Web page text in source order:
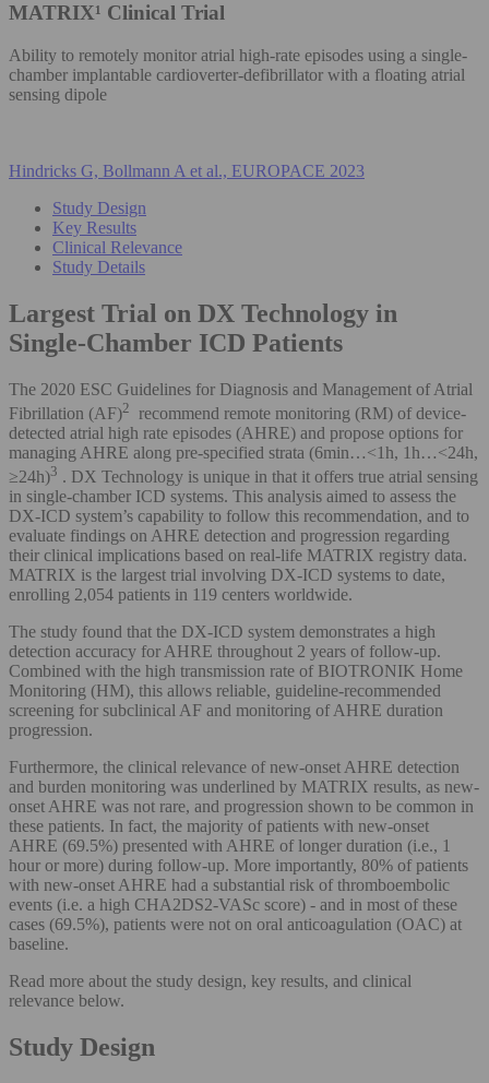
MATRIX¹ Clinical Trial
Ability to remotely monitor atrial high-rate episodes using a single-
chamber implantable cardioverter-defibrillator with a floating atrial
sensing dipole
Hindricks G, Bollmann A et al., EUROPACE 2023
Study Design
Key Results
Clinical Relevance
Study Details
Largest Trial on DX Technology in
Single-Chamber ICD Patients
The 2020 ESC Guidelines for Diagnosis and Management of Atrial
Fibrillation (AF)2
recommend remote monitoring (RM) of device-
detected atrial high rate episodes (AHRE) and propose options for
managing AHRE along pre-specified strata (6min…<1h, 1h…<24h,
≥24h)3 . DX Technology is unique in that it offers true atrial sensing
in single-chamber ICD systems. This analysis aimed to assess the
DX-ICD system’s capability to follow this recommendation, and to
evaluate findings on AHRE detection and progression regarding
their clinical implications based on real-life MATRIX registry data.
MATRIX is the largest trial involving DX-ICD systems to date,
enrolling 2,054 patients in 119 centers worldwide.
The study found that the DX-ICD system demonstrates a high
detection accuracy for AHRE throughout 2 years of follow-up.
Combined with the high transmission rate of BIOTRONIK Home
Monitoring (HM), this allows reliable, guideline-recommended
screening for subclinical AF and monitoring of AHRE duration
progression.
Furthermore, the clinical relevance of new-onset AHRE detection
and burden monitoring was underlined by MATRIX results, as new-
onset AHRE was not rare, and progression shown to be common in
these patients. In fact, the majority of patients with new-onset
AHRE (69.5%) presented with AHRE of longer duration (i.e., 1
hour or more) during follow-up. More importantly, 80% of patients
with new-onset AHRE had a substantial risk of thromboembolic
events (i.e. a high CHA2DS2-VASc score) - and in most of these
cases (69.5%), patients were not on oral anticoagulation (OAC) at
baseline.
Read more about the study design, key results, and clinical
relevance below.
Study Design